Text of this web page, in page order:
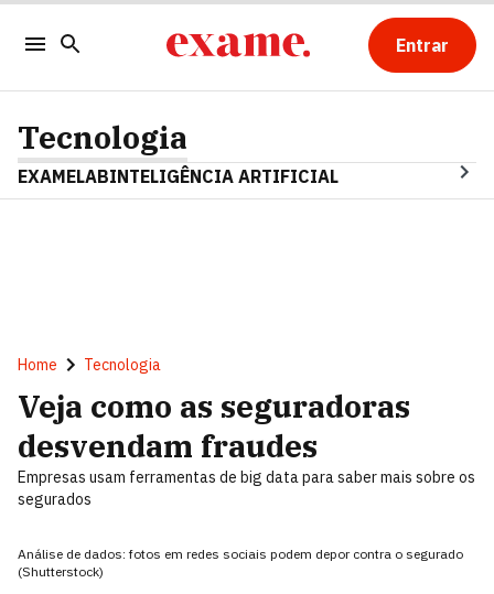
Entrar
Tecnologia
EXAMELABINTELIGÊNCIA ARTIFICIAL
Home Tecnologia
Veja como as seguradoras
desvendam fraudes
Empresas usam ferramentas de big data para saber mais sobre os
segurados
Análise de dados: fotos em redes sociais podem depor contra o segurado
(Shutterstock)